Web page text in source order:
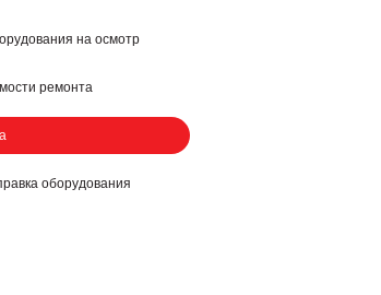
на осмотр
ремонта
оборудования